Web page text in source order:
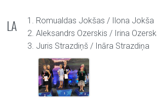
LA
1. Romualdas Jokšas / Ilona Jokša
2. Aleksandrs Ozerskis / Irina
3. Juris Strazdiņš / Ināra Strazdiņa